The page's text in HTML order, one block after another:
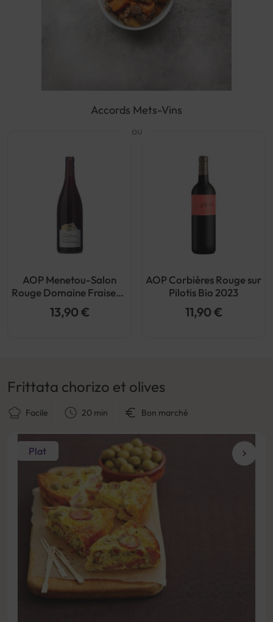
Accords Mets-Vins
ou
AOP Menetou-Salon
Rouge Domaine Fraiseau
Leclerc 2023
13,90 €
AOP Corbières Rouge sur
Pilotis Bio 2023
11,90 €
Plat
Frittata chorizo et olives
Facile 20 min Bon marché